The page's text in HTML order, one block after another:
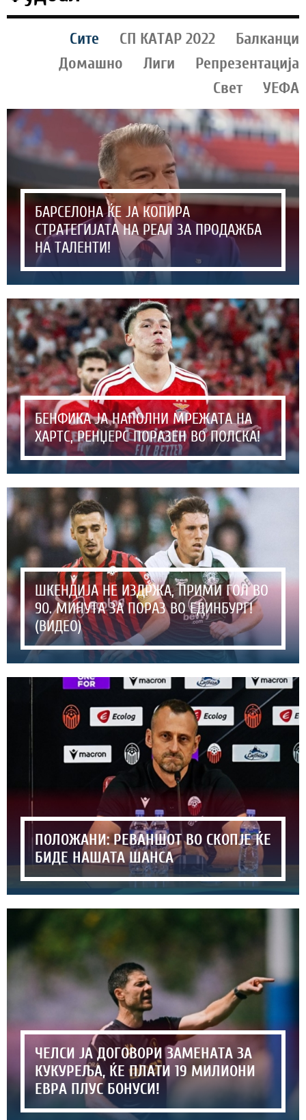
Сите СП КАТАР 2022
Балканци
Домашно
Лиги
Репрезентација
Свет
УЕФА
БАРСЕЛОНА ЌЕ ЈА КОПИРА
СТРАТЕГИЈАТА НА РЕАЛ ЗА ПРОДАЖБА
НА ТАЛЕНТИ!
БЕНФИКА ЈА НАПОЛНИ МРЕЖАТА НА
ХАРТС, РЕНЏЕРС ПОРАЗЕН ВО ПОЛСКА!
ШКЕНДИЈА НЕ ИЗДРЖА, ПРИМИ ГОЛ ВО
90. МИНУТА ЗА ПОРАЗ ВО ЕДИНБУРГ!
(ВИДЕО)
ПОЛОЖАНИ: РЕВАНШОТ ВО СКОПЈЕ ЌЕ
БИДЕ НАШАТА ШАНСА
ЧЕЛСИ ЈА ДОГОВОРИ ЗАМЕНАТА ЗА
КУКУРЕЉА, ЌЕ ПЛАТИ 19 МИЛИОНИ
ЕВРА ПЛУС БОНУСИ!